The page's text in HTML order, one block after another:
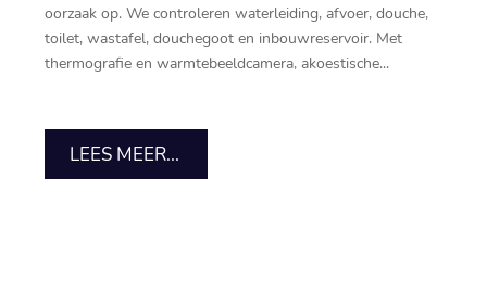
oorzaak op.​ We controleren waterleiding, afvoer, douche,
toilet, wastafel, douchegoot en inbouwreservoir.​ Met
thermografie en warmtebeeldcamera, akoestische...
LEES MEER...